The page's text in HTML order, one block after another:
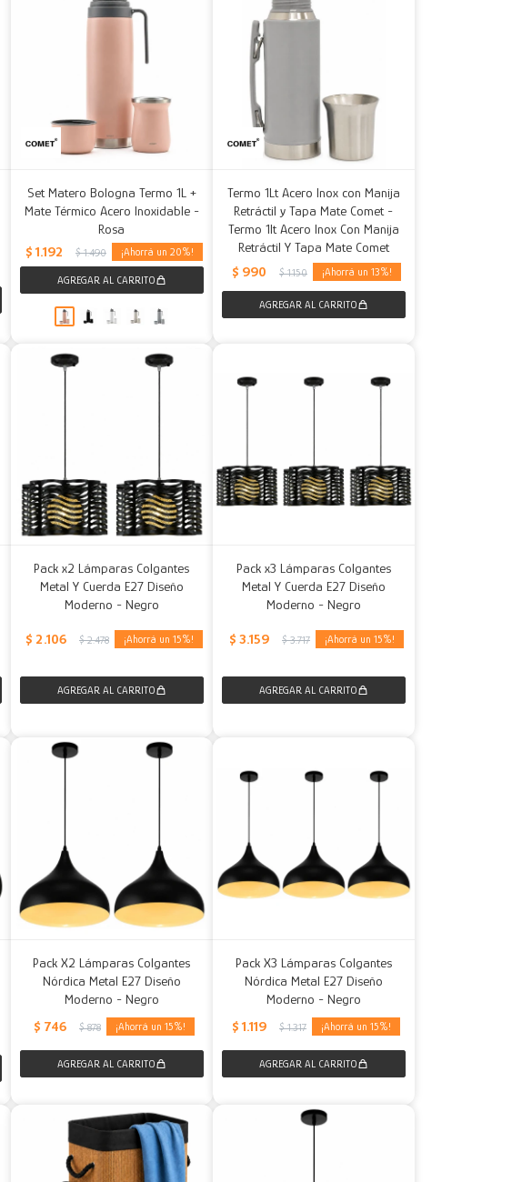
Set Matero Bologna Termo 1L +
Mate Térmico Acero Inoxidable -
Rosa
$ 1.192 $ 1.490 20
Termo 1Lt Acero Inox con Manija
Retráctil y Tapa Mate Comet -
Termo 1lt Acero Inox Con Manija
Retráctil Y Tapa Mate Comet
$ 990 $ 1.150 13
Pack x2 Lámparas Colgantes
Metal Y Cuerda E27 Diseño
Moderno - Negro
$ 2.106 $ 2.478 15
Pack x3 Lámparas Colgantes
Metal Y Cuerda E27 Diseño
Moderno - Negro
$ 3.159 $ 3.717 15
Pack X2 Lámparas Colgantes
Nórdica Metal E27 Diseño
Moderno - Negro
$ 746 $ 878 15
Pack X3 Lámparas Colgantes
Nórdica Metal E27 Diseño
Moderno - Negro
$ 1.119 $ 1.317 15